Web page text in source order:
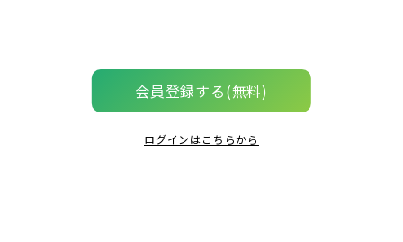
会員登録する(無料)
ログインはこちらから